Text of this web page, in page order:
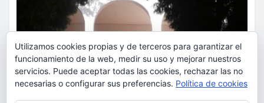
Utilizamos cookies propias y de terceros para garantizar el
funcionamiento de la web, medir su uso y mejorar nuestros
servicios. Puede aceptar todas las cookies, rechazar las no
necesarias o configurar sus preferencias. Política de cookies